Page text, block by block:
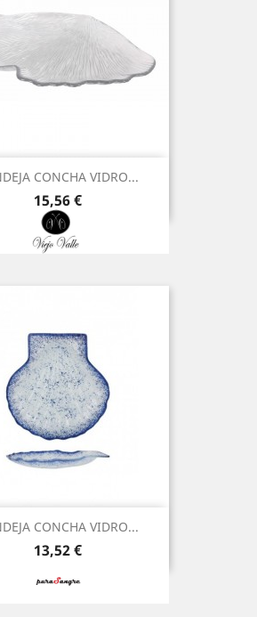
CONCHA VIDRO...
Preço
15,56 €
CONCHA VIDRO...
Preço
13,52 €